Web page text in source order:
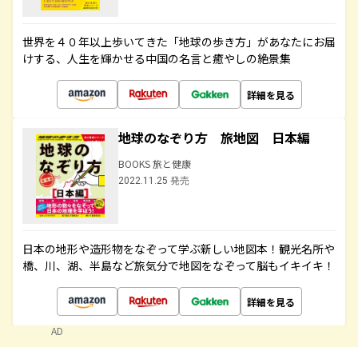
世界を４０年以上歩いてきた「地球の歩き方」があなたにお届
けする、人生を輝かせる中国の名言と癒やしの絶景集
詳細を見る
地球のなぞり方 旅地図 日本編
BOOKS 旅と健康
2022.11.25 発売
日本の地形や造形物をなぞって学ぶ新しい地図本！観光名所や
橋、川、湖、半島など旅気分で地図をなぞって脳もイキイキ！
詳細を見る
AD